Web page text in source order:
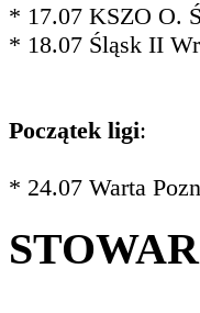
* 17.07 KSZO O.
* 18.07 Śląsk II
Początek ligi:
* 24.07 Warta